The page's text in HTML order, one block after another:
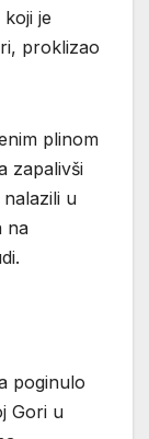
je
proklizao
plinom
zapalivši
u
na
poginulo
Gori u